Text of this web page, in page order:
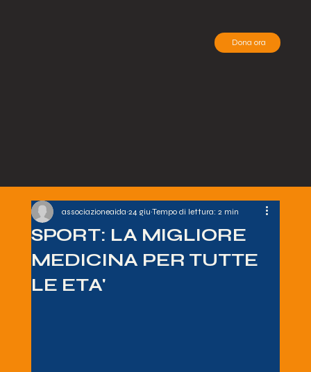
Dona ora
SPORT: LA MIGLIORE
MEDICINA PER TUTTE
LE ETA'
associazioneaida 24 giuTempo di lettura: 2 min